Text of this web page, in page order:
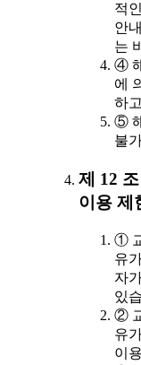
적
안
는
④
에
하
⑤
불
제 12
이용 제
①
유
자
있
②
유
이